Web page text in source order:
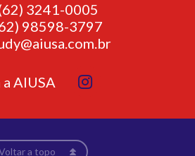
3241-0005
98598-3797
a AIUSA
a topo